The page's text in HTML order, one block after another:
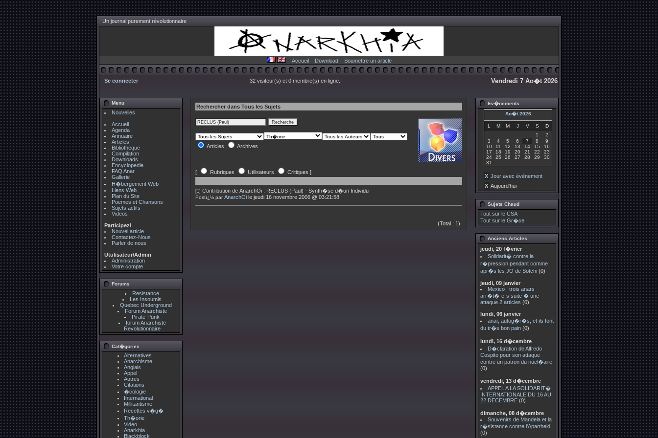
Un journal purement révolutionnaire
Accueil Download Soumettre un article
Se connecter 32 visiteur(s) et 0 membre(s) en ligne. Vendredi 7 Ao�t 2026
Menu
Nouvelles
Accueil
Agenda
Annuaire
Articles
Bibliotheque
Compilation
Downloads
Encyclopedie
FAQ Anar
Gallerie
H�bergement Web
Liens Web
Plan du Site
Poemes et Chansons
Sujets actifs
Videos
Participez!
Nouvel article
Contactez-Nous
Parler de nous
Utulisateur/Admin
Administration
Votre compte
Forums
Resistance
Les Insoumis
Quebec Underground
Forum Anarchiste
Pirate-Punk
forum Anarchiste
Revolutionnaire
Cat�gories
Alternatives
Anarchisme
Anglais
Appel
Autres
Citations
�cologie
International
Millitantisme
Recettes v�g�
Th�orie
Video
Anarkhia
Blackblock
Rechercher dans Tous les Sujets
Articles Archives
[ Rubriques Utilisateurs Critiques ]
[1] Contribution de AnarchOi : RECLUS (Paul) - Synth�se d�un Individu
Postï¿½ par AnarchOi le jeudi 16 novembre 2006 @ 03:21:58
(Total : 1)
Ev�nements
Ao�t 2026
L M M J V S
D
1
2
3
4 5 6 7 8
9
10
11 12 13 14 15
16
17
18 19 20 21 22
23
24
25 26 27 28 29
30
31
X Jour avec évènement
X Aujourd'hui
Sujets Chaud
Tout sur le CSA
Tout sur le Gr�ce
Anciens Articles
jeudi, 20 f�vrier
Solidarit� contre la
r�pression pendant comme
apr�s les JO de Sotchi (0)
jeudi, 09 janvier
Mexico : trois anars
arr�t�-e-s suite � une
attaque 2 articles (0)
lundi, 06 janvier
anar, autog�r�s, et ils font
du tr�s bon pain (0)
lundi, 16 d�cembre
D�claration de Alfredo
Cospito pour son attaque
contre un patron du nucl�aire
(0)
vendredi, 13 d�cembre
APPEL A LA SOLIDARIT�
INTERNATIONALE DU 16 AU
22 DECEMBRE (0)
dimanche, 08 d�cembre
Souvenirs de Mandela et la
r�sistance contre l'Apartheid
(0)